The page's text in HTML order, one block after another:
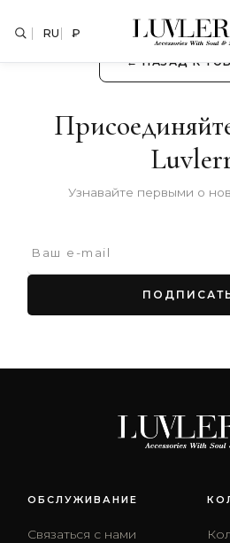
← НАЗАД К
Узнавайте первыми о
ОБСЛУЖИВАНИЕ
Связаться с нами
RU ₽